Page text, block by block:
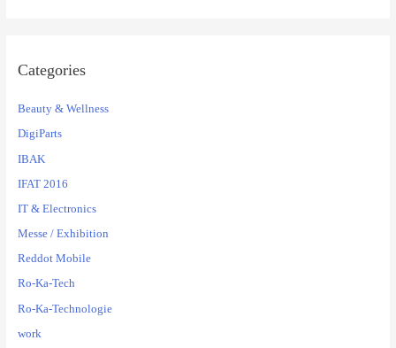
Categories
Beauty & Wellness
DigiParts
IBAK
IFAT 2016
IT & Electronics
Messe / Exhibition
Reddot Mobile
Ro-Ka-Tech
Ro-Ka-Technologie
work